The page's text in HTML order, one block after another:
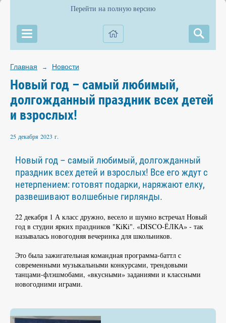
Перейти на полную версию
Главная → Новости
Новый год – самый любимый,
долгожданный праздник всех детей
и взрослых!
25 декабря 2023 г.
Новый год – самый любимый, долгожданный
праздник всех детей и взрослых! Все его ждут с
нетерпением: готовят подарки, наряжают елку,
развешивают волшебные гирлянды.
22 декабря 1 А класс дружно, весело и шумно встречал Новый
год в студии ярких праздников "KiKi". «DISCO-ЁЛКА» - так
называлась новогодняя вечеринка для школьников.
Это была зажигательная командная программа-баттл с
современными музыкальными конкурсами, трендовыми
танцами-флэшмобами, «вкусными» заданиями и классными
новогодними играми.